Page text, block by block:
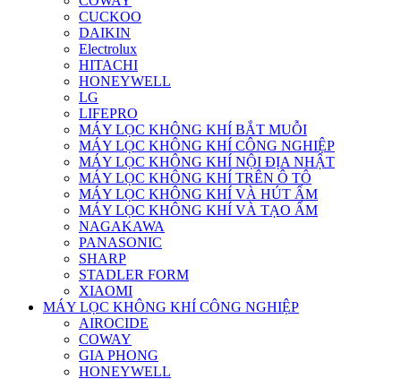
CUCKOO
DAIKIN
Electrolux
HITACHI
HONEYWELL
LG
LIFEPRO
MÁY LỌC KHÔNG KHÍ BẮT MUỖI
MÁY LỌC KHÔNG KHÍ CÔNG NGHIỆP
MÁY LỌC KHÔNG KHÍ NỘI ĐỊA NHẬT
MÁY LỌC KHÔNG KHÍ TRÊN Ô TÔ
MÁY LỌC KHÔNG KHÍ VÀ HÚT ẨM
MÁY LỌC KHÔNG KHÍ VÀ TẠO ẨM
NAGAKAWA
PANASONIC
SHARP
STADLER FORM
XIAOMI
MÁY LỌC KHÔNG KHÍ CÔNG NGHIỆP
AIROCIDE
COWAY
GIA PHONG
HONEYWELL